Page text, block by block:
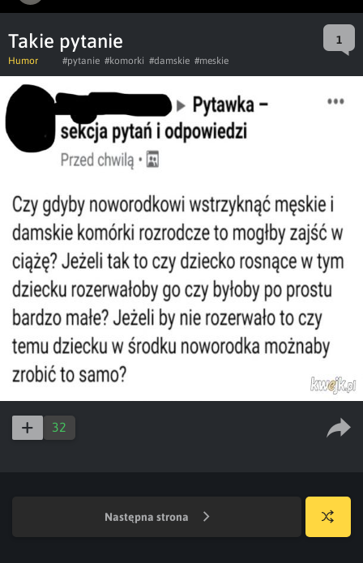
Takie pytanie 1
Humor #pytanie #komorki #damskie #meskie
32
Następna strona